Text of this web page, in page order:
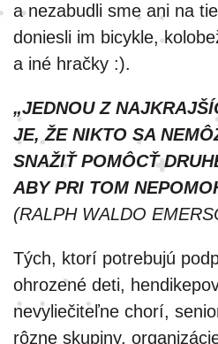
a nezabudli sme ani na
doniesli im bicykle,
a iné hračky :).
„JEDNOU Z
JE, ŽE NIKTO SA
SNAŽIŤ POMÔCŤ
ABY PRI TOM
(RALPH WALDO
Tých, ktorí potrebujú
ohrozené deti,
nevyliečiteľne chorí,
rôzne skupiny,